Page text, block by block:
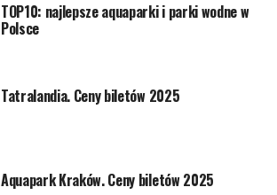
TOP10: najlepsze aquaparki i parki wodne w
Polsce
Tatralandia. Ceny biletów 2025
Aquapark Kraków. Ceny biletów 2025